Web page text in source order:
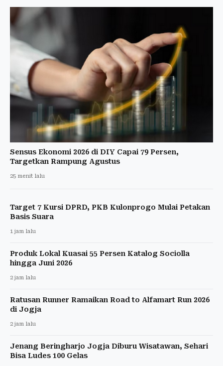
Sensus Ekonomi 2026 di DIY Capai 79 Persen,
Targetkan Rampung Agustus
25 menit lalu
Target 7 Kursi DPRD, PKB Kulonprogo Mulai Petakan
Basis Suara
1 jam lalu
Produk Lokal Kuasai 55 Persen Katalog Sociolla
hingga Juni 2026
2 jam lalu
Ratusan Runner Ramaikan Road to Alfamart Run 2026
di Jogja
2 jam lalu
Jenang Beringharjo Jogja Diburu Wisatawan, Sehari
Bisa Ludes 100 Gelas